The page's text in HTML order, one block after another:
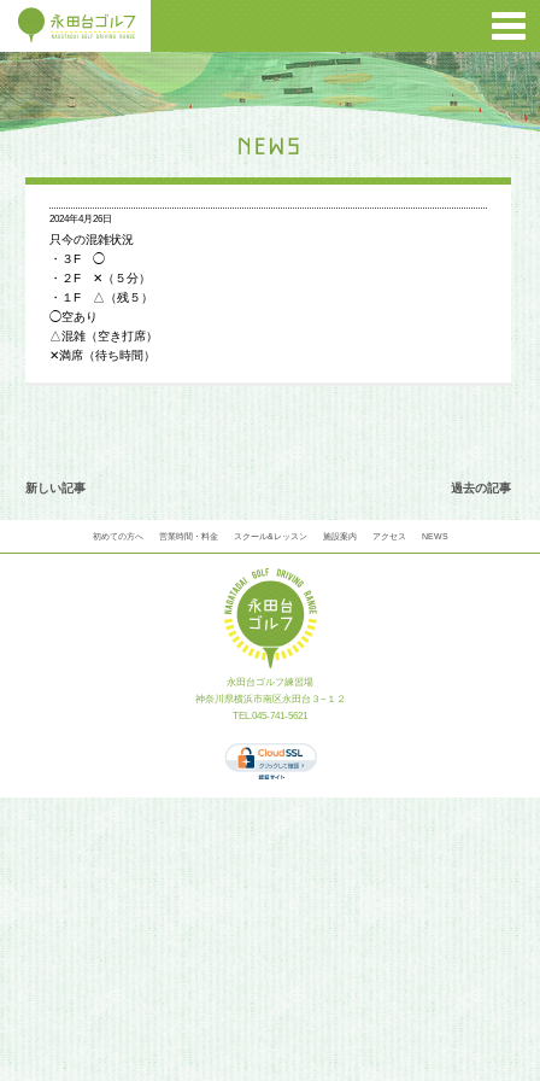
2024年4月26日
只今の混雑状況
・３F ◯
・２F ✕（５分）
・１F △（残５）
◯空あり
△混雑（空き打席）
✕満席（待ち時間）
新しい記事 過去の記事
初めての方へ 営業時間・料金 スクール&レッスン 施設案内 アクセス NEWS
永田台ゴルフ練習場
神奈川県横浜市南区永田台３−１２
TEL.045-741-5621